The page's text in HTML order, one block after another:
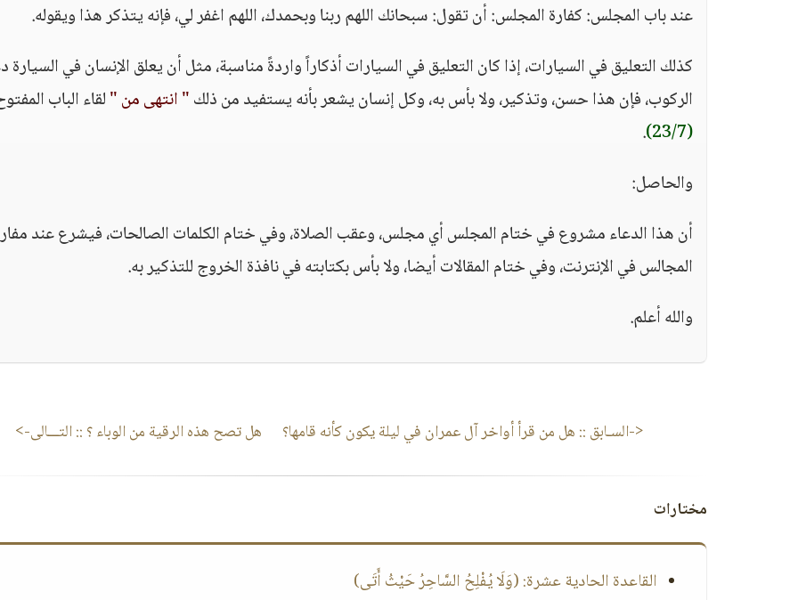
عند باب المجلس: كفارة المجلس: أن تقول: سبحانك اللهم ربنا وبحمدك، اللهم اغفر لي، فإنه يتذكر هذا ويقوله.
كذلك التعليق في السيارات، إذا كان التعليق في السيارات أذكاراً واردةً مناسبة، مثل أن يعلق الإنسان في السيارة
الركوب، فإن هذا حسن، وتذكير، ولا بأس به، وكل إنسان يشعر بأنه يستفيد من ذلك" انتهى من "لقاء الباب
(23/7)
.
والحاصل:
أن هذا الدعاء مشروع في ختام المجلس أي مجلس، وعقب الصلاة، وفي ختام الكلمات الصالحات، فيشرع عند
المجالس في الإنترنت، وفي ختام المقالات أيضا، ولا بأس بكتابته في نافذة الخروج للتذكير به.
والله أعلم.
<-السـابق :: هل من قرأ أواخر آل عمران في ليلة يكون كأنه قامها؟ هل تصح هذه الرقية من الوباء ؟ :: التـــالى->
مختارات
القاعدة الحادية عشرة: (وَلَا يُفْلِحُ السَّاحِرُ حَيْثُ أَتَى)